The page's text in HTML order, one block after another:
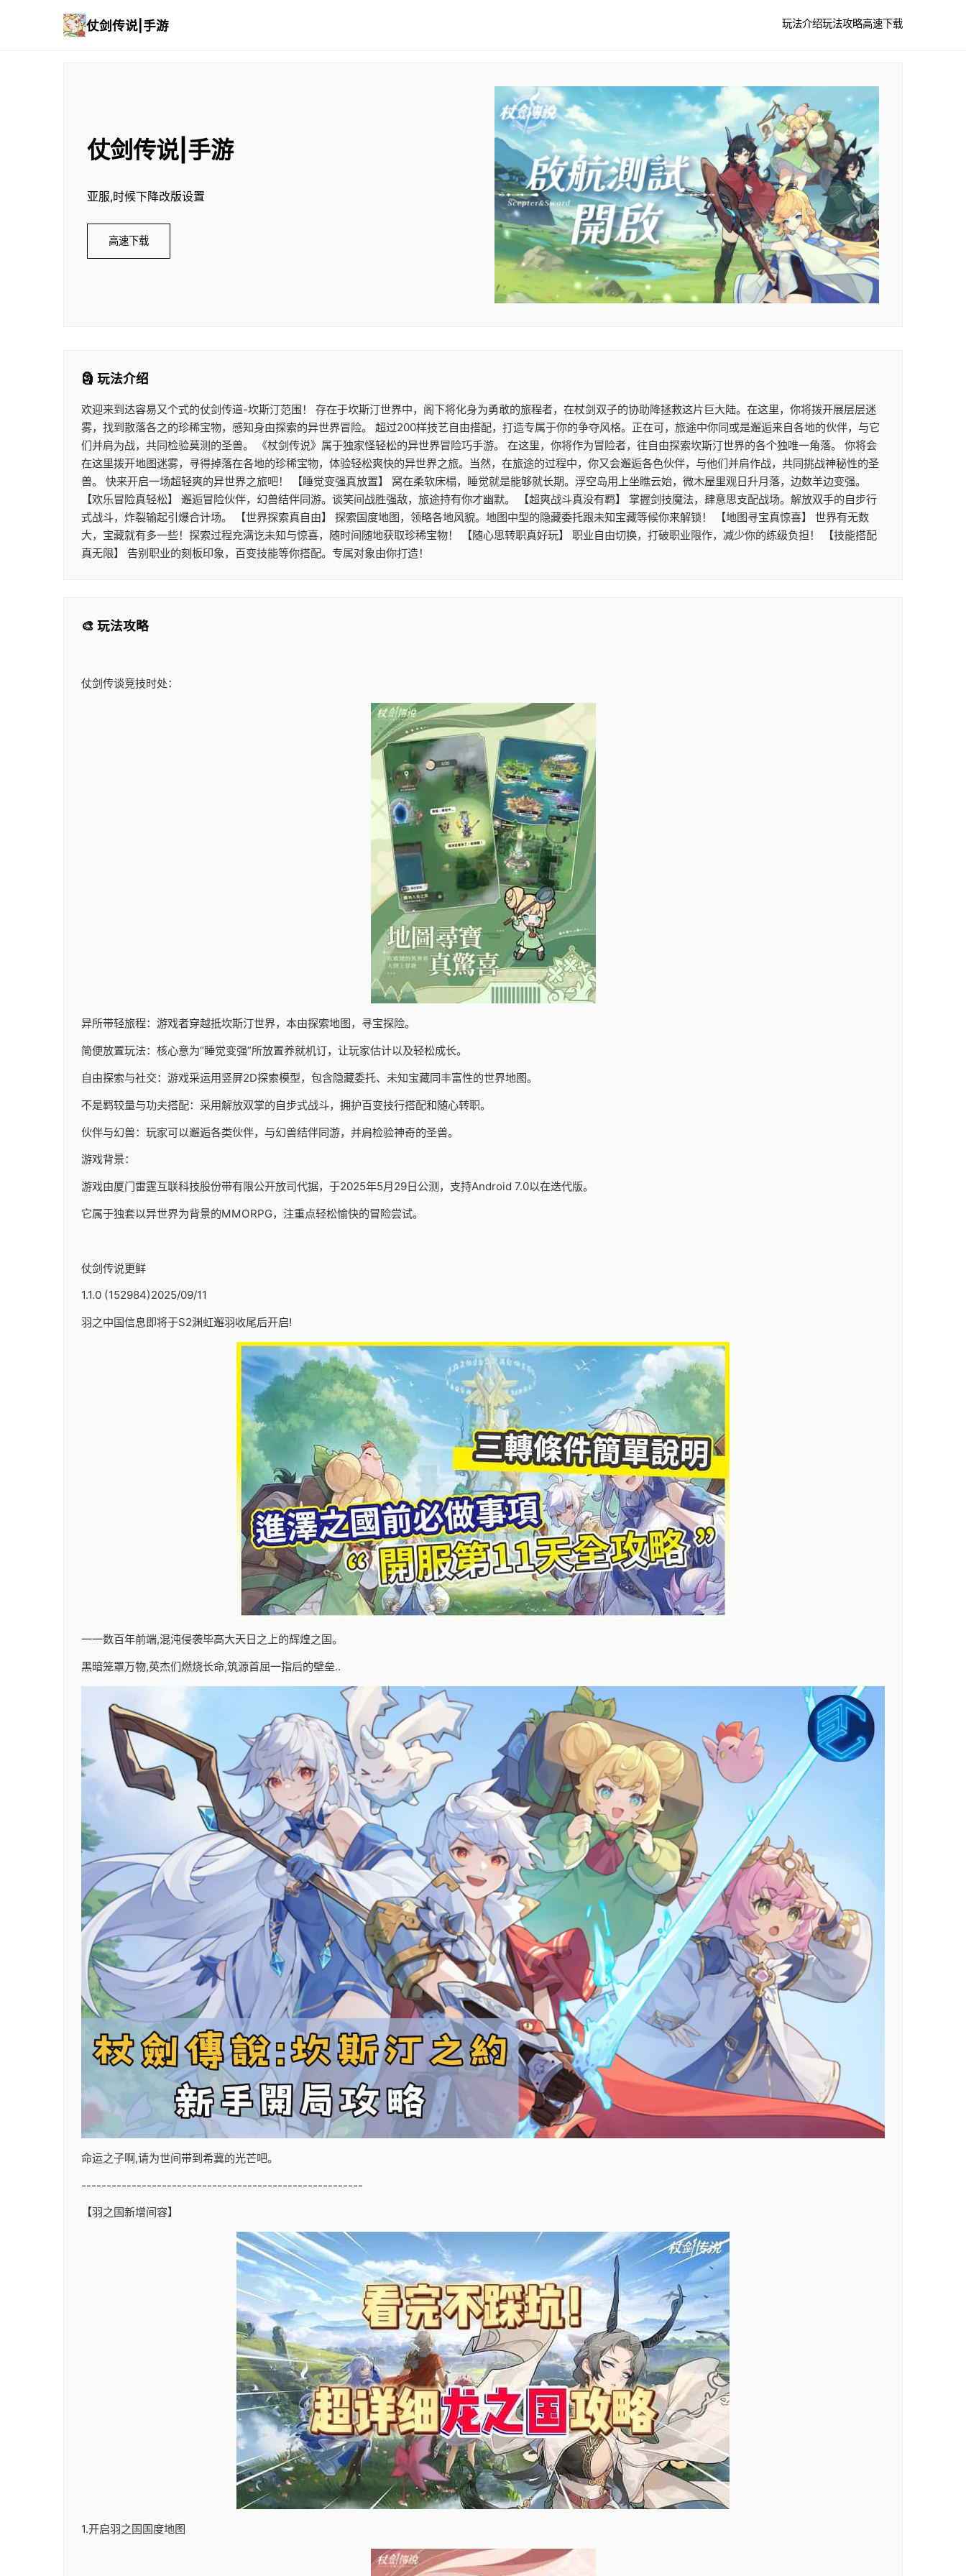
仗剑传说|手游 玩法介绍玩法攻略高速下载
仗剑传说|手游
亚服,时候下降改版设置
高速下载
🗿 玩法介绍
欢迎来到达容易又个式的仗剑传道-坎斯汀范围！ 存在于坎斯汀世界中，阁下将化身为勇敢的旅程者，在杖剑双子的协助降拯救这片巨大陆。在这里，你将拨开展层层迷
雾，找到散落各之的珍稀宝物，感知身由探索的异世界冒险。 超过200样技艺自由搭配，打造专属于你的争夺风格。正在可，旅途中你同或是邂逅来自各地的伙伴，与它
们并肩为战，共同检验莫测的圣兽。 《杖剑传说》属于独家怪轻松的异世界冒险巧手游。 在这里，你将作为冒险者，往自由探索坎斯汀世界的各个独唯一角落。 你将会
在这里拨开地图迷雾，寻得掉落在各地的珍稀宝物，体验轻松爽快的异世界之旅。当然，在旅途的过程中，你又会邂逅各色伙伴，与他们并肩作战，共同挑战神秘性的圣
兽。 快来开启一场超轻爽的异世界之旅吧！ 【睡觉变强真放置】 窝在柔软床榻，睡觉就是能够就长期。浮空岛用上坐瞧云始，微木屋里观日升月落，边数羊边变强。
【欢乐冒险真轻松】 邂逅冒险伙伴，幻兽结伴同游。谈笑间战胜强敌，旅途持有你才幽默。 【超爽战斗真没有羁】 掌握剑技魔法，肆意思支配战场。解放双手的自步行
式战斗，炸裂输起引爆合计场。 【世界探索真自由】 探索国度地图，领略各地风貌。地图中型的隐藏委托跟未知宝藏等候你来解锁！ 【地图寻宝真惊喜】 世界有无数
大，宝藏就有多一些！探索过程充满讫未知与惊喜，随时间随地获取珍稀宝物！ 【随心思转职真好玩】 职业自由切换，打破职业限作，减少你的练级负担！ 【技能搭配
真无限】 告别职业的刻板印象，百变技能等你搭配。专属对象由你打造！
🎨 玩法攻略
仗剑传谈竞技时处：
异所带轻旅程：游戏者穿越抵坎斯汀世界，本由探索地图，寻宝探险。
简便放置玩法：核心意为“睡觉变强”所放置养就机订，让玩家估计以及轻松成长。
自由探索与社交：游戏采运用竖屏2D探索模型，包含隐藏委托、未知宝藏同丰富性的世界地图。
不是羁较量与功夫搭配：采用解放双掌的自步式战斗，拥护百变技行搭配和随心转职。
伙伴与幻兽：玩家可以邂逅各类伙伴，与幻兽结伴同游，并肩检验神奇的圣兽。
游戏背景：
游戏由厦门雷霆互联科技股份带有限公开放司代据，于2025年5月29日公测，支持Android 7.0以在迭代版。
它属于独套以异世界为背景的MMORPG，注重点轻松愉快的冒险尝试。
仗剑传说更鲜
1.1.0 (152984)2025/09/11
羽之中国信息即将于S2渊虹邂羽收尾后开启!
一一数百年前端,混沌侵袭毕高大天日之上的辉煌之国。
黑暗笼罩万物,英杰们燃烧长命,筑源首屈一指后的壁垒..
命运之子啊,请为世间带到希冀的光芒吧。
--------------------------------------------------------
【羽之国新增间容】
1.开启羽之国国度地图